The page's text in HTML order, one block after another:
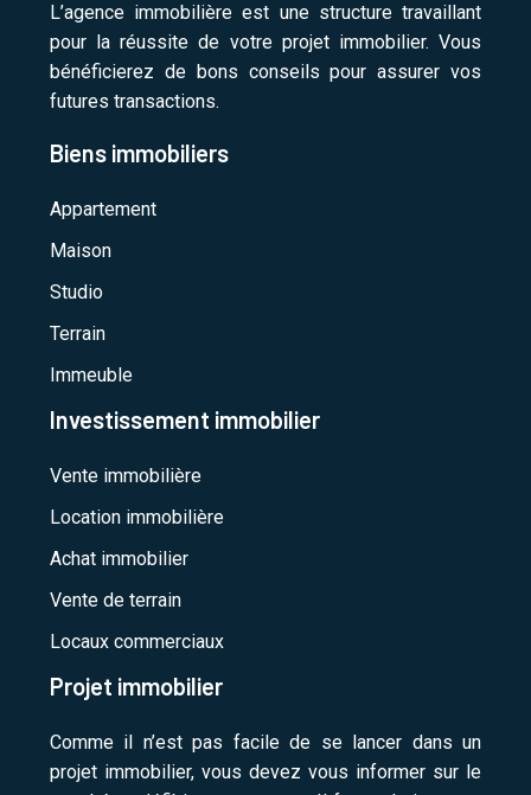
L’agence immobilière est une structure travaillant
pour la réussite de votre projet immobilier. Vous
bénéficierez de bons conseils pour assurer vos
futures transactions.
Biens immobiliers
Appartement
Maison
Studio
Terrain
Immeuble
Investissement immobilier
Vente immobilière
Location immobilière
Achat immobilier
Vente de terrain
Locaux commerciaux
Projet immobilier
Comme il n’est pas facile de se lancer dans un
projet immobilier, vous devez vous informer sur le